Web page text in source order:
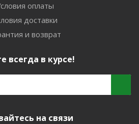
оплаты
доставки
и возврат
всегда в курсе!
на связи